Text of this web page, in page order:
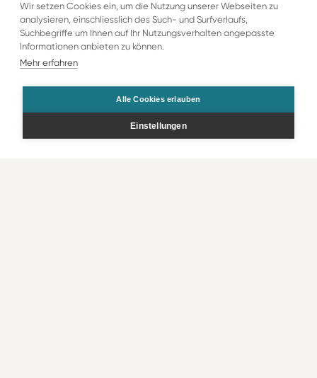
Gesamt
Anfragen
Wir setzen Cookies ein, um die Nutzung unserer Webseiten zu
analysieren, einschliesslich des Such- und Surfverlaufs,
Suchbegriffe um Ihnen auf Ihr Nutzungsverhalten angepasste
Informationen anbieten zu können.
Mehr erfahren
Alle Cookies erlauben
Einstellungen